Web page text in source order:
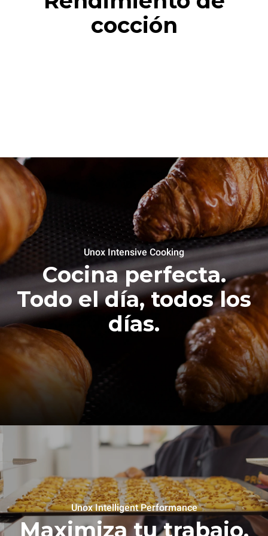
cocción
Unox Intensive Cooking
Cocina perfecta.
Todo el día, todos los
días.
Unox Intelligent Performance
Maximiza tu trabajo,